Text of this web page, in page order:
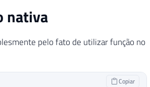
nativa
pelo fato de utilizar função no
Copiar